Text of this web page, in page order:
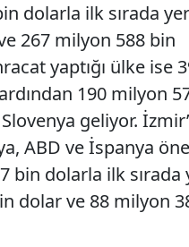
dolarla ilk sırada yer
267 milyon 588 bin
yaptığı ülke ise
190 milyon
geliyor.
ABD ve İspanya öne
bin dolarla ilk sırada
dolar ve 88 milyon